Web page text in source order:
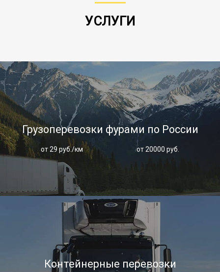
УСЛУГИ
Грузоперевозки фурами по России
от 29 руб./км от 20000 руб.
Контейнерные перевозки